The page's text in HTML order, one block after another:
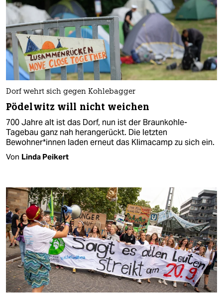
Dorf wehrt sich gegen Kohlebagger
Pödelwitz will nicht weichen
700 Jahre alt ist das Dorf, nun ist der Braunkohle-
Tagebau ganz nah herangerückt. Die letzten
Bewohner*innen laden erneut das Klimacamp zu sich ein.
Von Linda Peikert